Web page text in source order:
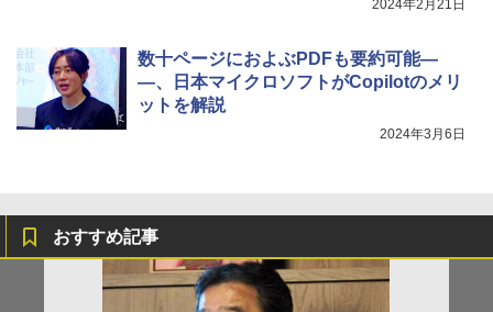
2024年2月21日
数十ページにおよぶPDFも要約可能―
―、日本マイクロソフトがCopilotのメリ
ットを解説
2024年3月6日
おすすめ記事